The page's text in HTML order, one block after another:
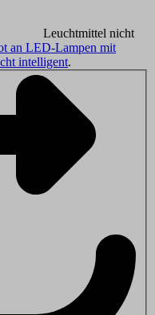
Leuchtmittel nicht
an LED-Lampen mit
intelligent.